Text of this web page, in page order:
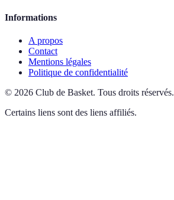
Informations
A propos
Contact
Mentions légales
Politique de confidentialité
© 2026 Club de Basket. Tous droits réservés.
Certains liens sont des liens affiliés.